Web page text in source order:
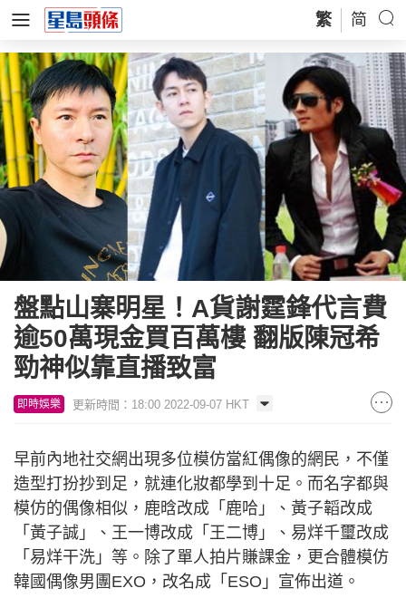
繁 简
盤點山寨明星！A貨謝霆鋒代言費
逾50萬現金買百萬樓 翻版陳冠希
勁神似靠直播致富
即時娛樂 更新時間：18:00 2022-09-07 HKT
早前內地社交網出現多位模仿當紅偶像的網民，不僅
造型打扮抄到足，就連化妝都學到十足。而名字都與
模仿的偶像相似，鹿晗改成「鹿哈」、黃子韜改成
「黃子誠」、王一博改成「王二博」、易烊千璽改成
「易烊干洗」等。除了單人拍片賺課金，更合體模仿
韓國偶像男團EXO，改名成「ESO」宣佈出道。